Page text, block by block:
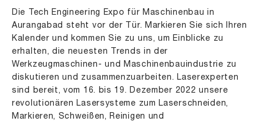
Die Tech Engineering Expo für Maschinenbau in
Aurangabad steht vor der Tür. Markieren Sie sich Ihren
Kalender und kommen Sie zu uns, um Einblicke zu
erhalten, die neuesten Trends in der
Werkzeugmaschinen- und Maschinenbauindustrie zu
diskutieren und zusammenzuarbeiten. Laserexperten
sind bereit, vom 16. bis 19. Dezember 2022 unsere
revolutionären Lasersysteme zum Laserschneiden,
Markieren, Schweißen, Reinigen und